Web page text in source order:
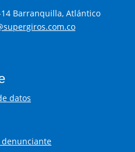
Barranquilla, Atlántico
datos
denunciante